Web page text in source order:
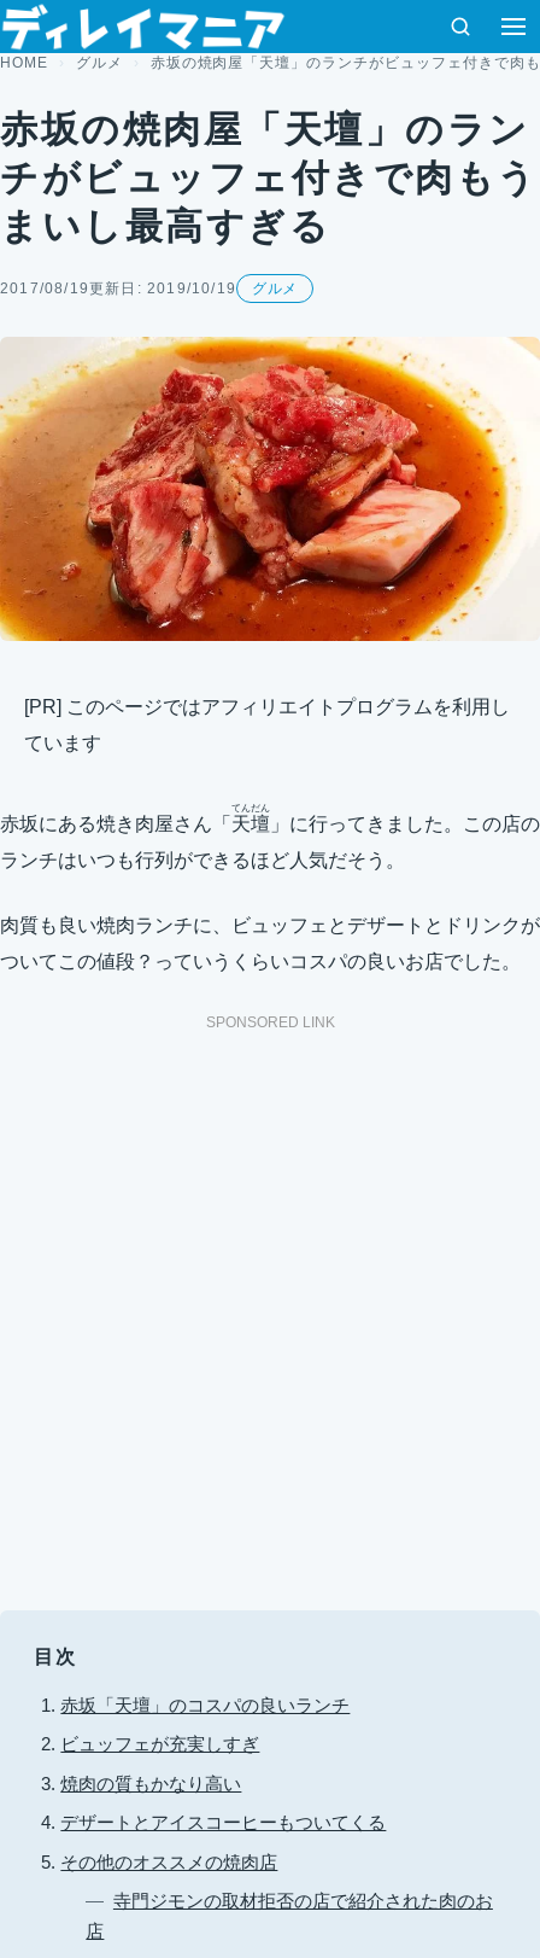
コンテンツへスキップ
検索
HOME グルメ 赤坂の焼肉屋「天壇」のランチがビュッフェ付きで肉
赤坂の焼肉屋「天壇」のラン
チがビュッフェ付きで肉もう
まいし最高すぎる
2017/08/19更新日: 2019/10/19 グルメ
[PR] このページではアフィリエイトプログラムを利用し
ています
赤坂にある焼き肉屋さん「 天壇
てんだん
」に行ってきました。この店の
ランチはいつも行列ができるほど人気だそう。
肉質も良い焼肉ランチに、ビュッフェとデザートとドリンクが
ついてこの値段？っていうくらいコスパの良いお店でした。
SPONSORED LINK
目次
赤坂「天壇」のコスパの良いランチ
ビュッフェが充実しすぎ
焼肉の質もかなり高い
デザートとアイスコーヒーもついてくる
その他のオススメの焼肉店
寺門ジモンの取材拒否の店で紹介された肉のお
店